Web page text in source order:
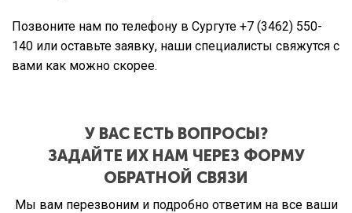
Позвоните нам по телефону в Сургуте +7 (3462) 550-
140 или оставьте заявку, наши специалисты свяжутся с
вами как можно скорее.
У ВАС ЕСТЬ ВОПРОСЫ?
ЗАДАЙТЕ ИХ НАМ ЧЕРЕЗ ФОРМУ
ОБРАТНОЙ СВЯЗИ
Мы вам перезвоним и подробно ответим на все ваши